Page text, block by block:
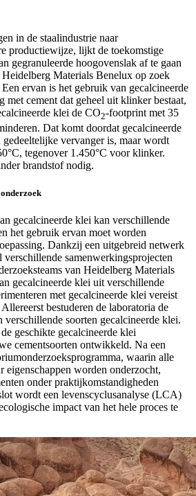
in de staalindustrie naar
productiewijze, lijkt de toekomstige
gegranuleerde hoogovenslak af te gaan
Materials Benelux op zoek
ervan is het gebruik van gecalcineerde
cement dat geheel uit klinker bestaat,
klei de CO2-footprint met 35
Dat komt doordat gecalcineerde
gedeeltelijke vervanger is, maar wordt
tegenover 1.450°C voor klinker.
brandstof nodig.
gecalcineerde klei kan verschillende
het gebruik ervan moet worden
Dankzij een uitgebreid netwerk
verschillende samenwerkingsprojecten
van Heidelberg Materials
gecalcineerde klei uit verschillende
met gecalcineerde klei vereist
bestuderen de laboratoria de
verschillende soorten gecalcineerde klei.
geschikte gecalcineerde klei
cementsoorten ontwikkeld. Na een
waarin alle
eigenschappen worden onderzocht,
onder praktijkomstandigheden
wordt een levenscyclusanalyse (LCA)
impact van het hele proces te